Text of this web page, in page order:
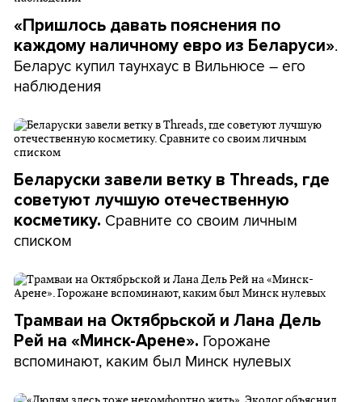
«Пришлось давать пояснения по
каждому наличному евро из Беларуси».
Беларус купил таунхаус в Вильнюсе – его
наблюдения
Беларуски завели ветку в Threads, где
советуют лучшую отечественную
косметику. Сравните со своим личным
списком
Трамваи на Октябрьской и Лана Дель
Рей на «Минск-Арене». Горожане
вспоминают, каким был Минск нулевых